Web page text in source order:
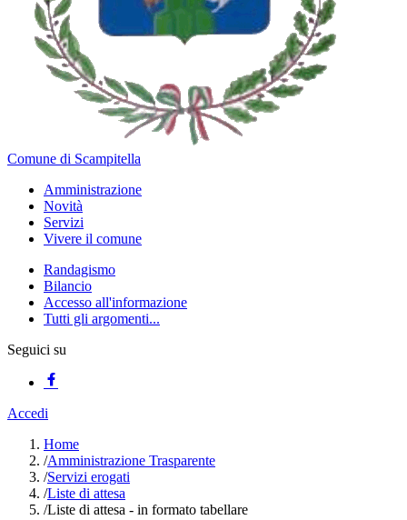
Comune di Scampitella
Amministrazione
Novità
Servizi
Vivere il comune
Randagismo
Bilancio
Accesso all'informazione
Tutti gli argomenti...
Seguici su
Accedi
Home
/Amministrazione Trasparente
/Servizi erogati
/Liste di attesa
/Liste di attesa - in formato tabellare